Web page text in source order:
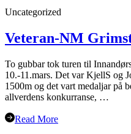
Uncategorized
Veteran-NM
To gubbar tok turen til
10.-11.mars. Det var KjellS og
1500m og det vart medaljar på
allverdens konkurranse, …
Read More